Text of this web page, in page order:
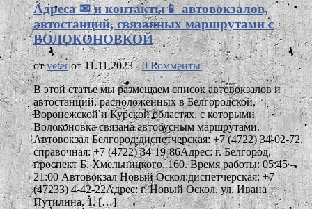
Адреса ✉ и контакты📱 автовокзалов,
автостанций, связанных маршрутами с
ВОЛОКОНОВКОЙ
отveterот 11.11.2023 -0 Комменты
В этой статье мы размещаем список автовокзалов и
автостанций, расположенных в Белгородской,
Воронежской и Курской областях, с которыми
Волоконовка связана автобусным маршрутами.
Автовокзал Белгород:диспетчерская: +7 (4722) 34-02-72,
справочная: +7 (4722) 34-19-86Адрес: г. Белгород,
проспект Б. Хмельницкого, 160. Время работы: 05:45 –
21:00 Автовокзал Новый Оскол:диспетчерская: +7
(47233) 4-42-22Адрес: г. Новый Оскол, ул. Ивана
Путилина, 1. […]